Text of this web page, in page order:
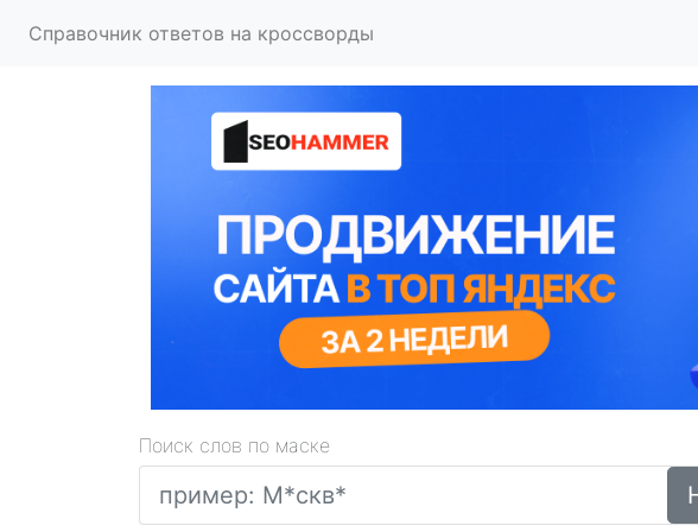
Справочник ответов на кроссворды
Поиск слов по маске